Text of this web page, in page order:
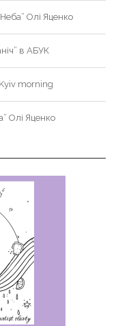
Олі Яценко
в АБУК
morning
Олі Яценко